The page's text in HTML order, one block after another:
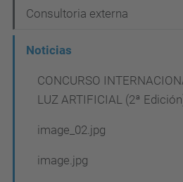
Consultoria externa
Noticias
CONCURSO
LUZ ARTIFICIAL (2ª
image_02.jpg
image.jpg